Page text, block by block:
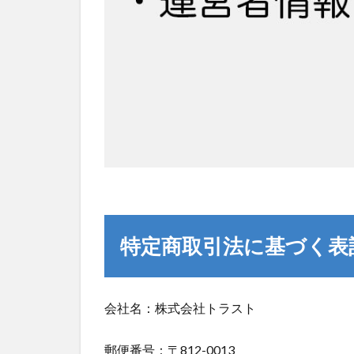
特定商取引法に基づく表
会社名：株式会社トラスト
郵便番号：〒812-0013